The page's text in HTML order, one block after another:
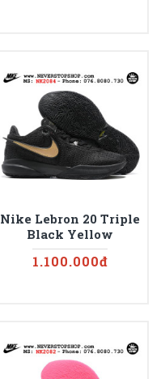
Nike Lebron 20 Triple
Black Yellow
1.100.000đ